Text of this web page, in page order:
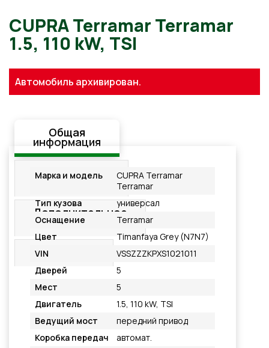
CUPRA Terramar Terramar
Автомобиль архивирован.
Общая
информация
Стандартная
комплектация
Дополнительное
оснащение
Подробнее
Марка и модель
CUPRA Terramar
Terramar
Тип кузова
универсал
Оснащение
Terramar
Цвет
Timanfaya Grey (N7N7)
VIN
VSSZZZKPXS1021011
Дверей
5
Мест
5
Двигатель
1.5, 110 kW, TSI
Ведущий мост
передний привод
Коробка передач
автомат.